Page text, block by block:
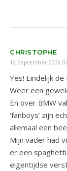
CHRISTOPHE
12 September 2009
Yes! Eindelijk
Weer een
En over BMW
‘fanboys’ zijn
allemaal een
Mijn vader had
er een
eigentijdse